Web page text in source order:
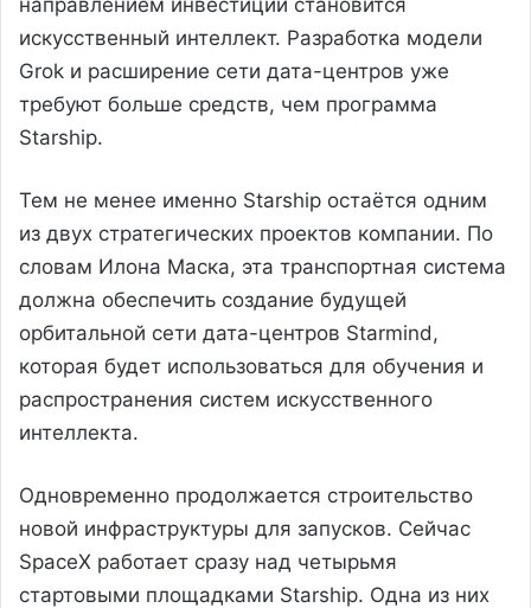
искусственный интеллект. Разработка модели
Grok и расширение сети дата-центров уже
требуют больше средств, чем программа
Starship.
Тем не менее именно Starship остаётся одним
из двух стратегических проектов компании. По
словам Илона Маска, эта транспортная система
должна обеспечить создание будущей
орбитальной сети дата-центров Starmind,
которая будет использоваться для обучения и
распространения систем искусственного
интеллекта.
Одновременно продолжается строительство
новой инфраструктуры для запусков. Сейчас
SpaceX работает сразу над четырьмя
стартовыми площадками Starship. Одна из них